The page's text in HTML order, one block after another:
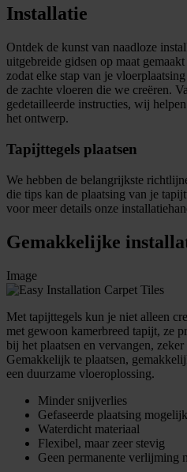
Installatie
Ontdek de kunst van naadloze
uitgebreide gidsen op maat
zodat elke stap van je
de zachte vloeren die we creëren.
gedetailleerde instructies, wij
het ontwerp.
Tapijttegels plaatsen
We hebben de belangrijkste
die tips kan de plaatsing van je
voor meer details onze
Gemakkelijke
Image
Met tapijttegels kun je niet alleen
met gewoon kamerbreed tapijt, ze
bij het plaatsen en vervangen,
Gemakkelijk te plaatsen,
een duurzame vloeroplossing.
Minder snijverlies
Gefaseerde plaatsing mogelijk
Waterdicht materiaal
Flexibel, maar zeer stevig
Geen permanente verlijming